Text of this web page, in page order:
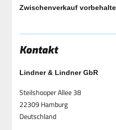
Zwischenverkauf
Kontakt
Lindner & Lindner GbR
Steilshooper Allee 38
22309 Hamburg
Deutschland